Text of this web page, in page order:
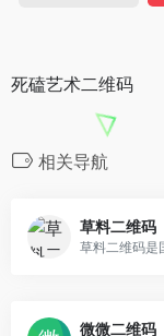
死磕艺术二维码
相关导航
草料二维码
微微二维码